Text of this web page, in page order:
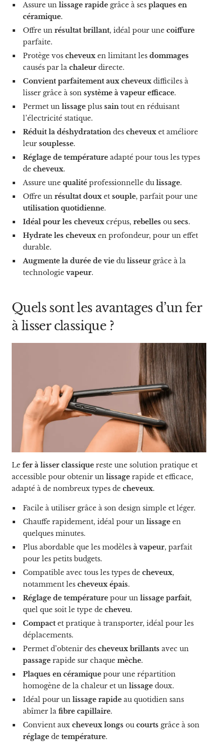
Assure un lissage rapidegrâce à ses plaques en
céramique.
Offre un résultat brillant, idéal pour une coiffure
parfaite.
Protège vos cheveuxen limitant les dommages
causés par la chaleurdirecte.
Convient parfaitement aux cheveuxdifficiles à
lisser grâce à son système à vapeur efficace.
Permet un lissageplus saintout en réduisant
l’électricité statique.
Réduit la déshydratationdes cheveuxet améliore
leur souplesse.
Réglage de températureadapté pour tous les types
de cheveux.
Assure une qualitéprofessionnelle du lissage.
Offre un résultat douxet souple, parfait pour une
utilisation quotidienne.
Idéal pour les cheveuxcrépus, rebelles ou secs.
Hydrate les cheveuxen profondeur, pour un effet
durable.
Augmente la durée de viedu lisseurgrâce à la
technologie vapeur.
Quels sont les avantages d’un fer
à lisser classique ?
Le fer à lisser classique reste une solution pratique et
accessible pour obtenir un lissage rapide et efficace,
adapté à de nombreux types de cheveux.
Facile à utiliser grâce à son design simple et léger.
Chauffe rapidement, idéal pour un lissageen
quelques minutes.
Plus abordable que les modèles à vapeur, parfait
pour les petits budgets.
Compatible avec tous les types de cheveux,
notamment les cheveux épais.
Réglage de températurepour un lissage parfait,
quel que soit le type de cheveu.
Compactet pratique à transporter, idéal pour les
déplacements.
Permet d’obtenir des cheveux brillants avec un
passagerapide sur chaque mèche.
Plaques en céramiquepour une répartition
homogène de la chaleur et un lissagedoux.
Idéal pour un lissage rapideau quotidien sans
abîmer la fibre capillaire.
Convient aux cheveux longs ou courts grâce à son
réglagede température.